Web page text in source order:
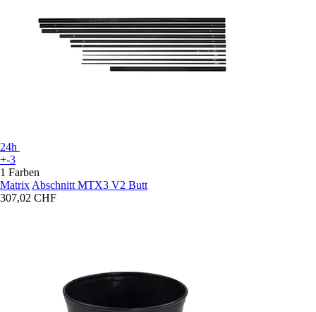
24h
+-3
1 Farben
Matrix Abschnitt MTX3 V2 Butt
307,02 CHF